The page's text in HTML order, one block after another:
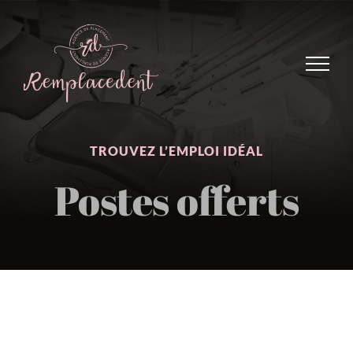
TROUVEZ L’EMPLOI IDÉAL
Postes offerts